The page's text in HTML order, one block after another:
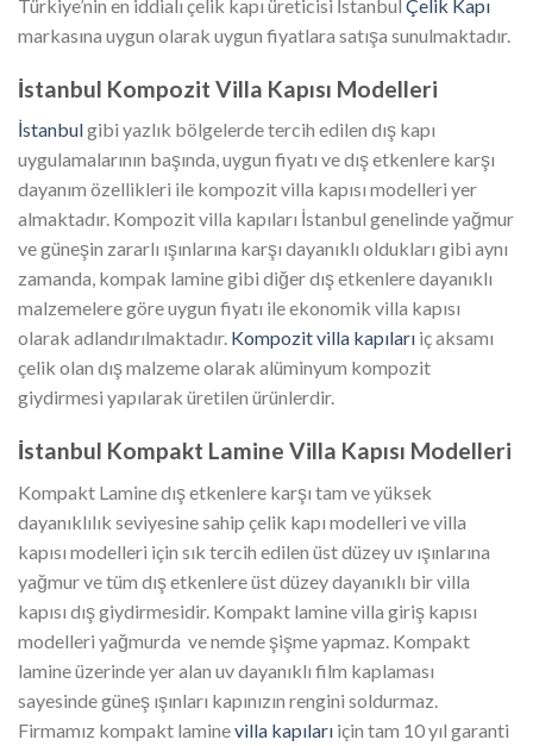
Türkiye’nin en iddialı çelik kapı üreticisi İstanbul Çelik Kapı
markasına uygun olarak uygun fiyatlara satışa sunulmaktadır.
İstanbul Kompozit Villa Kapısı Modelleri
İstanbulgibi yazlık bölgelerde tercih edilen dış kapı
uygulamalarının başında, uygun fiyatı ve dış etkenlere karşı
dayanım özellikleri ile kompozit villa kapısı modelleri yer
almaktadır. Kompozit villa kapıları İstanbul genelinde yağmur
ve güneşin zararlı ışınlarına karşı dayanıklı oldukları gibi aynı
zamanda, kompak lamine gibi diğer dış etkenlere dayanıklı
malzemelere göre uygun fiyatı ile ekonomik villa kapısı
olarak adlandırılmaktadır. Kompozit villa kapıları iç aksamı
çelik olan dış malzeme olarak alüminyum kompozit
giydirmesi yapılarak üretilen ürünlerdir.
İstanbul Kompakt Lamine Villa Kapısı Modelleri
Kompakt Lamine dış etkenlere karşı tam ve yüksek
dayanıklılık seviyesine sahip çelik kapı modelleri ve villa
kapısı modelleri için sık tercih edilen üst düzey uv ışınlarına
yağmur ve tüm dış etkenlere üst düzey dayanıklı bir villa
kapısı dış giydirmesidir. Kompakt lamine villa giriş kapısı
modelleri yağmurda ve nemde şişme yapmaz. Kompakt
lamine üzerinde yer alan uv dayanıklı film kaplaması
sayesinde güneş ışınları kapınızın rengini soldurmaz.
Firmamız kompakt laminevilla kapıları için tam 10 yıl garanti